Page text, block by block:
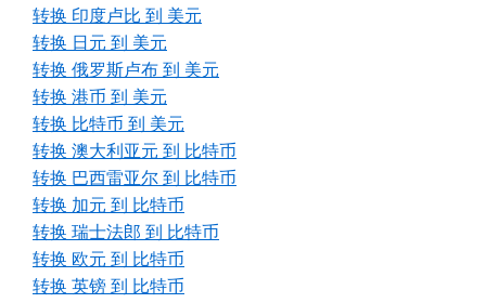
转换 印度卢比 到 美元
转换 日元 到 美元
转换 俄罗斯卢布 到 美元
转换 港币 到 美元
转换 比特币 到 美元
转换 澳大利亚元 到 比特币
转换 巴西雷亚尔 到 比特币
转换 加元 到 比特币
转换 瑞士法郎 到 比特币
转换 欧元 到 比特币
转换 英镑 到 比特币